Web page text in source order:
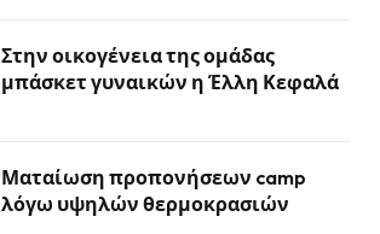
Στην οικογένεια της ομάδας
μπάσκετ γυναικών η Έλλη Κεφαλά
Ματαίωση προπονήσεων camp
λόγω υψηλών θερμοκρασιών